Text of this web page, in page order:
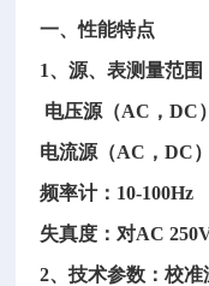
一、性能特点
1、源、表测量范围
电压源（AC，DC
电流源（AC，DC
频率计： 10-100Hz
失真度：对AC
2、技术参数：校准